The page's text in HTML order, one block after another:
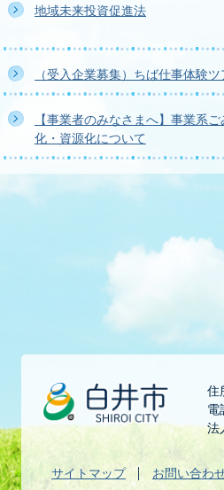
地域未来投資促進法
（受入企業募集）ちば仕事体験ツ
【事業者のみなさまへ】事業系
化・資源化について
住
電
法
サイトマップ お問い合わ